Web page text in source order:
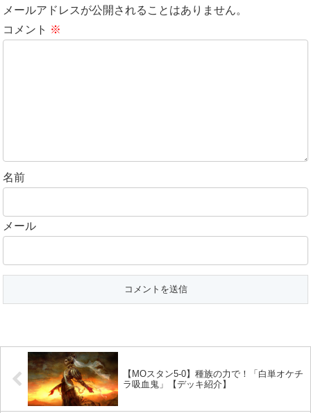
メールアドレスが公開されることはありません。
コメント ※
名前
メール
【MOスタン5-0】種族の力で！「白単オケチ
ラ吸血鬼」【デッキ紹介】